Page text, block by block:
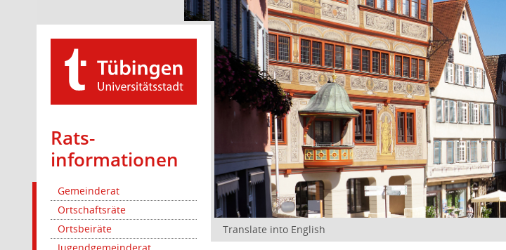
Rats­
informationen
Gemeinderat
Ortschaftsräte
Ortsbeiräte
Translate into English